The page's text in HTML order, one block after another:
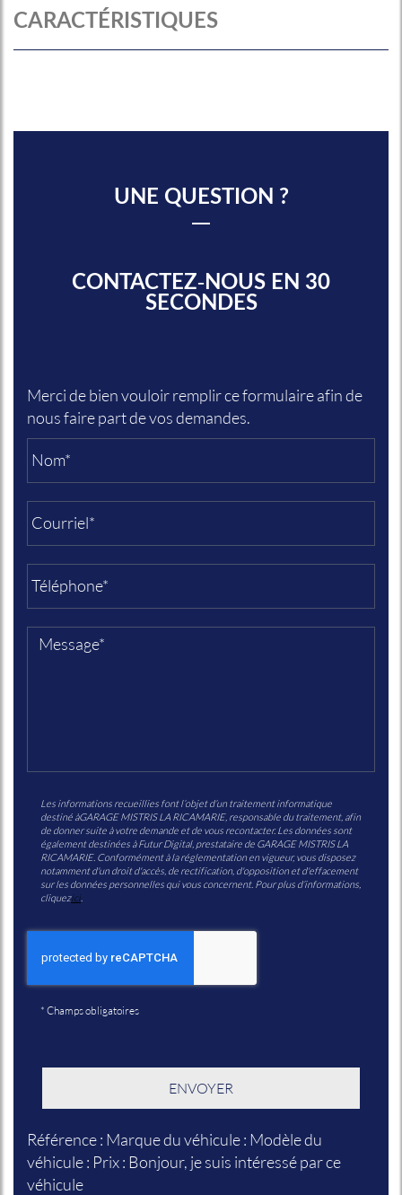
CARACTÉRISTIQUES
UNE QUESTION ?
CONTACTEZ-NOUS EN 30
SECONDES
Merci de bien vouloir remplir ce formulaire afin de
nous faire part de vos demandes.
Les informations recueillies font l’objet d’un traitement informatique
destiné àGARAGE MISTRIS LA RICAMARIE, responsable du traitement, afin
de donner suite à votre demande et de vous recontacter. Les données sont
également destinées à Futur Digital, prestataire de GARAGE MISTRIS LA
RICAMARIE. Conformément à la réglementation en vigueur, vous disposez
notamment d'un droit d'accès, de rectification, d'opposition et d'effacement
sur les données personnelles qui vous concernent. Pour plus d’informations,
cliquezici.
* Champs obligatoires
Référence : Marque du véhicule : Modèle du
véhicule : Prix : Bonjour, je suis intéressé par ce
véhicule